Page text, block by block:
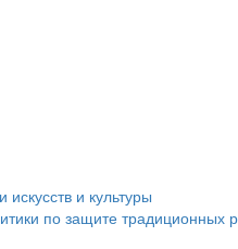
и культуры
по защите традиционных